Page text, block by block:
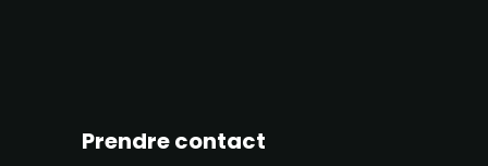
Prendre contact